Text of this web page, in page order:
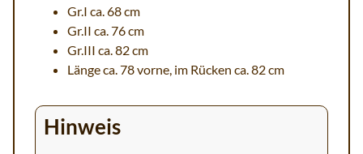
Gr.I ca. 68 cm
Gr.II ca. 76 cm
Gr.III ca. 82 cm
Länge ca. 78 vorne, im Rücken ca. 82 cm
Hinweis